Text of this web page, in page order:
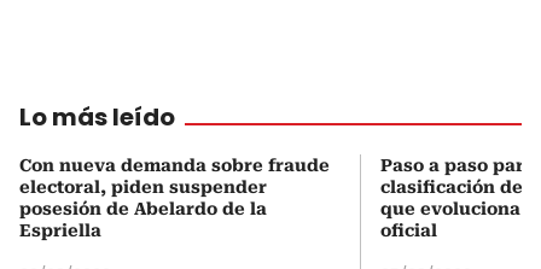
Lo más leído
Con nueva demanda sobre fraude
electoral, piden suspender
posesión de Abelardo de la
Espriella
Paso a paso
clasificación del
que evoluciona
oficial